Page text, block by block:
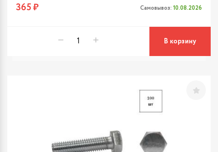
365 ₽ Самовывоз: 10.08.2026
В корзину